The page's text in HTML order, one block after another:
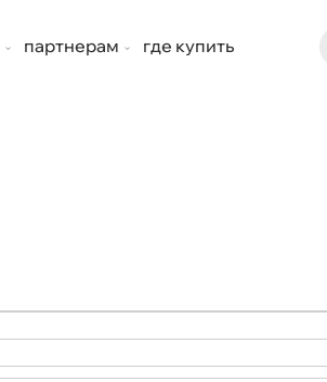
партнерам где купить